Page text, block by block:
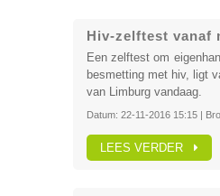
Hiv-zelftest vanaf
Een zelftest om
besmetting met hiv, ligt
van Limburg vandaag.
Datum: 22-11-2016 15:15|
LEES VERDER